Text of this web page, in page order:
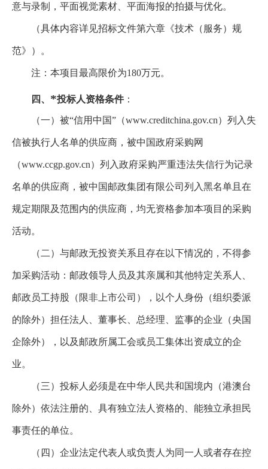
意与录制，平面视觉素材、平面海报的拍摄与优化。
（具体内容详见招标文件第六章《技术（服务）规
范》）。
注：本项目最高限价为180万元。
四、 *投标人资格条件：
（一）被“信用中国”（www.creditchina.gov.cn）列入失
信被执行人名单的供应商，被中国政府采购网
（www.ccgp.gov.cn）列入政府采购严重违法失信行为记录
名单的供应商，被中国邮政集团有限公司列入黑名单且在
规定期限及范围内的供应商，均无资格参加本项目的采购
活动。
（二）与邮政无投资关系且存在以下情况的，不得参
加采购活动：邮政领导人员及其亲属和其他特定关系人、
邮政员工持股（限非上市公司），以个人身份（组织委派
的除外）担任法人、董事长、总经理、监事的企业（央国
企除外），以及邮政所属工会或员工集体出资成立的企
业。
（三）投标人必须是在中华人民共和国境内（港澳台
除外）依法注册的、具有独立法人资格的、能独立承担民
事责任的单位。
（四）企业法定代表人或负责人为同一人或者存在控